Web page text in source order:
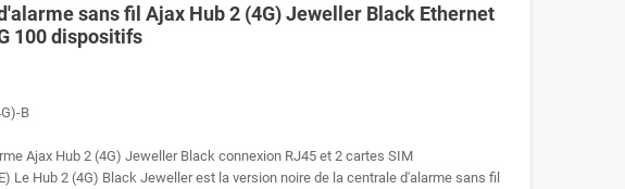
sans fil Ajax Hub 2 (4G) Jeweller Black Ethernet
100 dispositifs
B
Ajax Hub 2 (4G) Jeweller Black connexion RJ45 et 2 cartes SIM
Le Hub 2 (4G) Black Jeweller est la version noire de la centrale d'alarme sans fil